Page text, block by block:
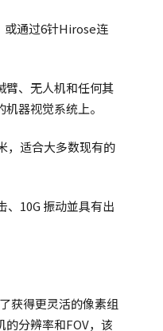
或通过6针Hirose连
臂、无人机和任何其
器视觉系统上。
，适合大多数现有的
、10G 振动並具有出
获得更灵活的像素组
分辨率和FOV，该